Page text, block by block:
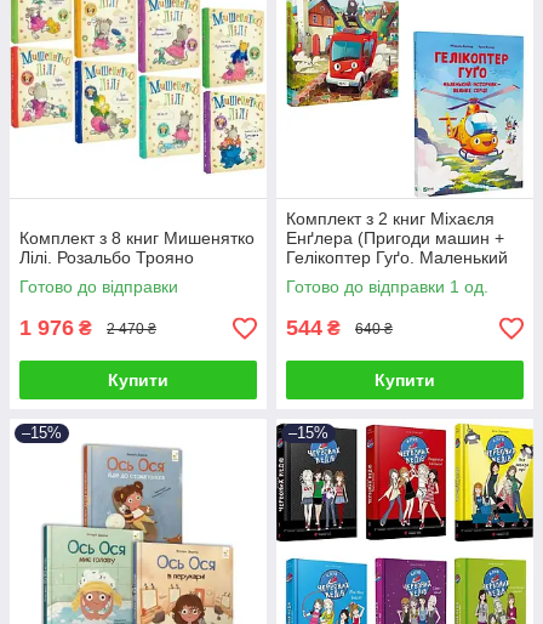
Комплект з 8 книг Мишенятко
Лілі. Розальбо Трояно
Готово до відправки
1 976 ₴ 2 470 ₴
Купити
Комплект з 2 книг Міхаєля
Енґлера (Пригоди машин +
Гелікоптер Гуґо. Маленький
моторчик — велике серце)
Готово до відправки 1 од.
544 ₴ 640 ₴
Купити
–15% –15%